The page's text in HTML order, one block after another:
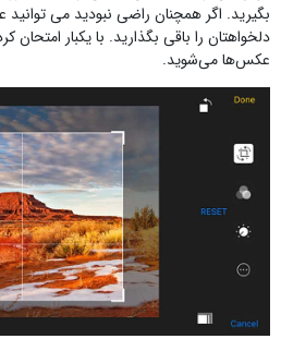
بگیرید. اگر همچنان راضی نبودید می
دلخواهتان را باقی بگذارید. با یکبار
عکس‌ها می‌شوید.